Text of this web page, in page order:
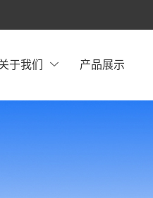
于我们 产品展示